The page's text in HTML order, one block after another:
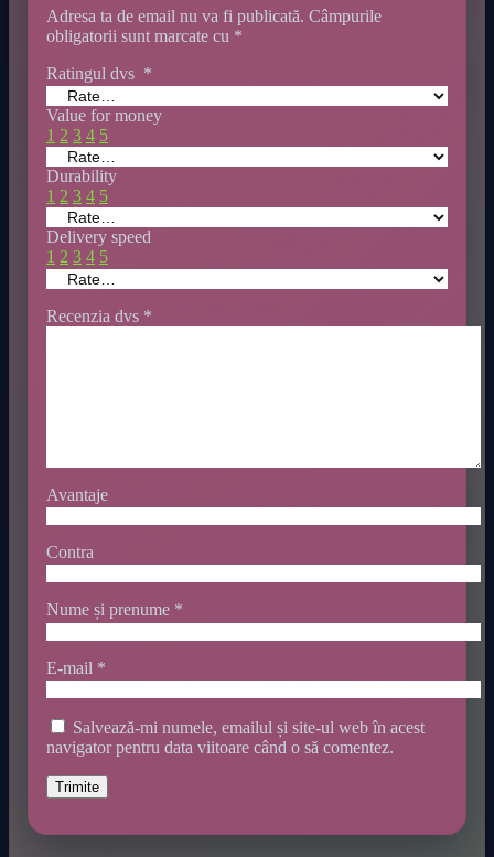
Adresa ta de email nu va fi publicată. Câmpurile
obligatorii sunt marcate cu *
Ratingul dvs *
Value for money
1 2 3 4 5
Durability
1 2 3 4 5
Delivery speed
1 2 3 4 5
Recenzia dvs *
Avantaje
Contra
Nume și prenume *
E-mail *
Salvează-mi numele, emailul și site-ul web în acest
navigator pentru data viitoare când o să comentez.